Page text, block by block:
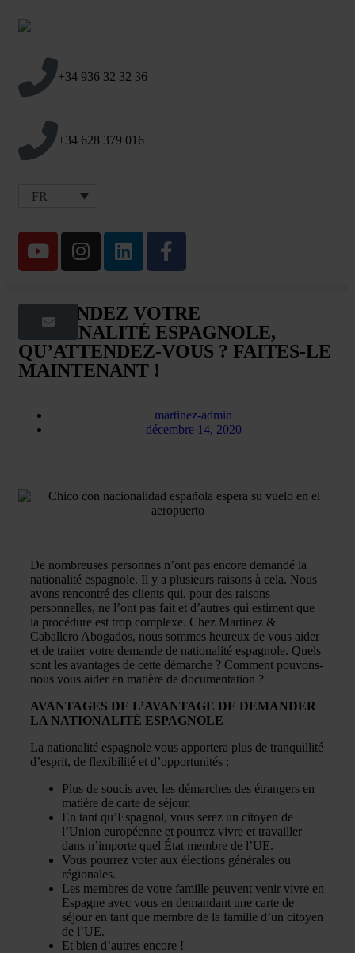
+34 936 32 32 36
+34 628 379 016
FR
DEMANDEZ VOTRE
NATIONALITÉ ESPAGNOLE,
QU’ATTENDEZ-VOUS ? FAITES-LE
MAINTENANT !
martinez-admin
décembre 14, 2020
De nombreuses personnes n’ont pas encore demandé la
nationalité espagnole. Il y a plusieurs raisons à cela. Nous
avons rencontré des clients qui, pour des raisons
personnelles, ne l’ont pas fait et d’autres qui estiment que
la procédure est trop complexe. Chez Martinez &
Caballero Abogados, nous sommes heureux de vous aider
et de traiter votre demande de nationalité espagnole. Quels
sont les avantages de cette démarche ? Comment pouvons-
nous vous aider en matière de documentation ?
AVANTAGES DE L’AVANTAGE DE DEMANDER
LA NATIONALITÉ ESPAGNOLE
La nationalité espagnole vous apportera plus de tranquillité
d’esprit, de flexibilité et d’opportunités :
Plus de soucis avec les démarches des étrangers en
matière de carte de séjour.
En tant qu’Espagnol, vous serez un citoyen de
l’Union européenne et pourrez vivre et travailler
dans n’importe quel État membre de l’UE.
Vous pourrez voter aux élections générales ou
régionales.
Les membres de votre famille peuvent venir vivre en
Espagne avec vous en demandant une carte de
séjour en tant que membre de la famille d’un citoyen
de l’UE.
Et bien d’autres encore !